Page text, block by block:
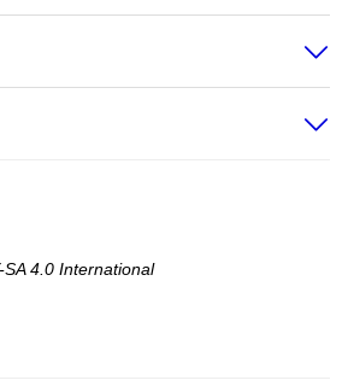
4.0 International